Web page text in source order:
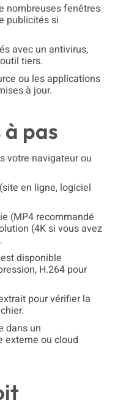
nombreuses fenêtres
publicités si
avec un antivirus,
tiers.
ou les applications
à jour.
pas
votre navigateur ou
en ligne, logiciel
(MP4 recommandé
(4K si vous avez
disponible
H.264 pour
pour vérifier la
dans un
externe ou cloud